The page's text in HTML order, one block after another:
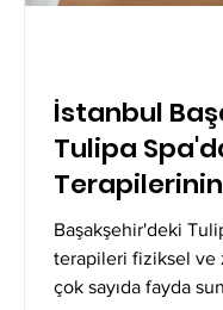
İstanbul
Tulipa
Terapilerinin
Keşfedin
Başakşehir'deki
terapileri fiziksel ve
çok sayıda fayda